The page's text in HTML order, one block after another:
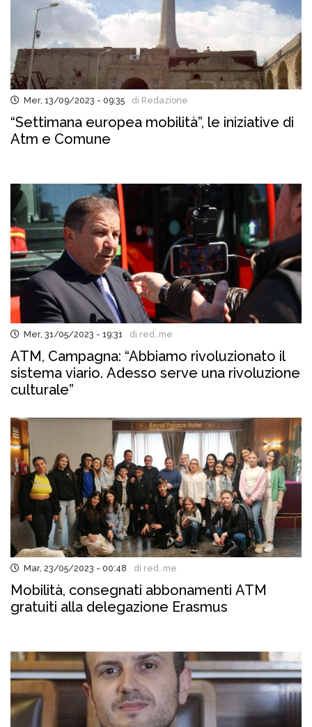
Mer, 13/09/2023 - 09:35 di Redazione
“Settimana europea mobilità”, le iniziative di
Atm e Comune
Mer, 31/05/2023 - 19:31 di red..me
ATM, Campagna: “Abbiamo rivoluzionato il
sistema viario. Adesso serve una rivoluzione
culturale”
Mar, 23/05/2023 - 00:48 di red..me
Mobilità, consegnati abbonamenti ATM
gratuiti alla delegazione Erasmus